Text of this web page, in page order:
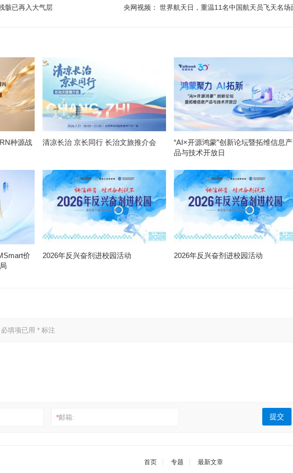
骸已再入大气层
央网视频： 世界航天日，重温11名中国航天员飞天名场
种源战
清凉长治 京长同行 长治文旅推介会
“AI×开源鸿蒙”创新论坛暨拓维信息产
品与技术开放日
价
2026年反兴奋剂进校园活动 2026年反兴奋剂进校园活动
必填项已用 *标注
*邮箱:
首页 专题 最新文章